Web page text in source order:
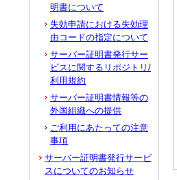
明書について
失効申請における失効理
由コードの指定について
サーバー証明書発行サー
ビスに関するリポジトリ/
利用規約
サーバー証明書情報等の
外国組織への提供
ご利用にあたっての注意
事項
サーバー証明書発行サービ
スについてのお知らせ